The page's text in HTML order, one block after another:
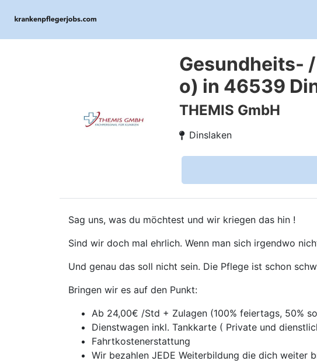
Gesundheits-
o) in 46539
THEMIS GmbH
Dinslaken
Sag uns, was du möchtest und wir kriegen das hin !
Sind wir doch mal ehrlich. Wenn man sich irgendwo
Und genau das soll nicht sein. Die Pflege ist schon
Bringen wir es auf den Punkt:
Ab 24,00€ /Std + Zulagen (100% feiertags, 50%
Dienstwagen inkl. Tankkarte ( Private und
Fahrtkostenerstattung
Wir bezahlen JEDE Weiterbildung die dich weiter